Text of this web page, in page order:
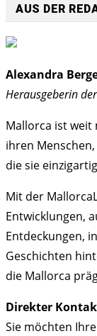
AUS DER
Alexandra
Herausgeberin
Mallorca ist weit
ihren
die sie
Mit der
Entwicklungen,
Entdeckungen,
Geschichten
die Mallorca
Direkter
Sie möchten